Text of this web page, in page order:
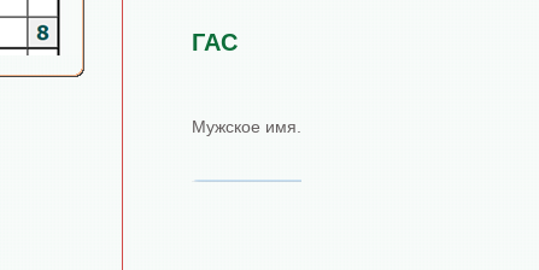
ГАС
Мужское имя.